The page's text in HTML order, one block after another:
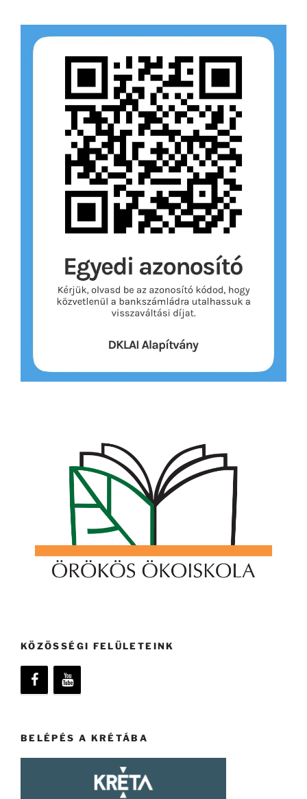
KÖZÖSSÉGI FELÜLETEINK
BELÉPÉS A KRÉTÁBA